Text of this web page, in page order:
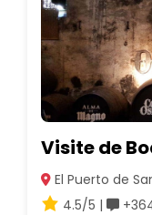
Visite de
El Puerto de
4.5/5 |